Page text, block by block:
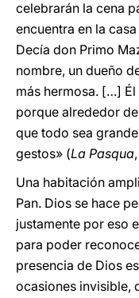
celebrarán la cena
encuentra en la
Decía don Primo
nombre, un dueño
más hermosa. […]
porque alrededor
que todo sea
gestos» (La Pasqua
Una habitación
Pan. Dios se hace
justamente por eso
para poder
presencia de Dios
ocasiones invisible,